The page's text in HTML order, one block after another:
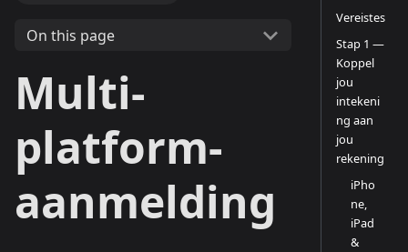
On this page
Multi-
platform-
aanmelding
Vereistes
Stap 1 —
Koppel
jou
intekeni
ng aan
jou
rekening
iPho
ne,
iPad
&